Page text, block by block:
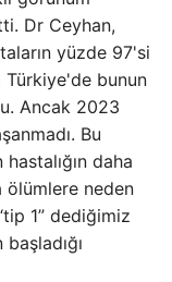
Dr Ceyhan,
yüzde 97'si
Türkiye'de bunun
Ancak 2023
Bu
daha
ölümlere neden
1” dediğimiz